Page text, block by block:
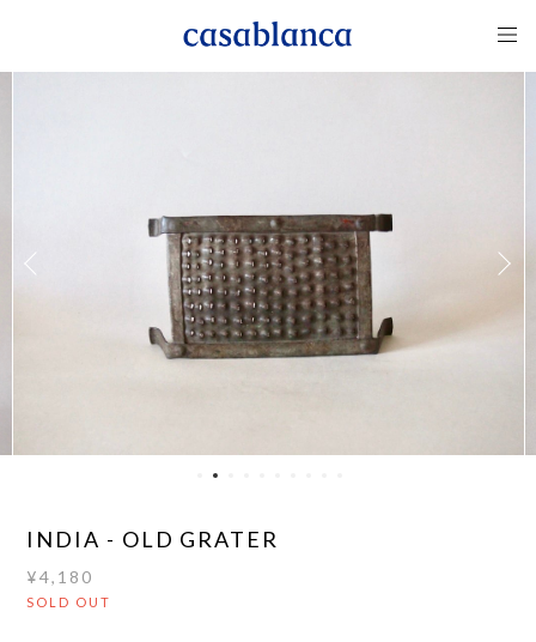
INDIA - OLD GRATER
¥4,180
SOLD OUT